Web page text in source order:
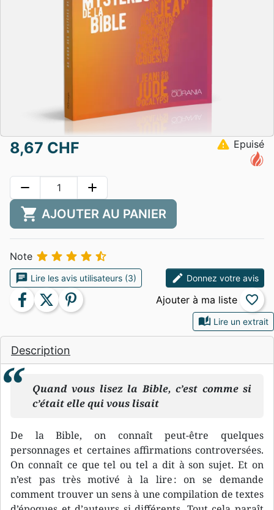
auto_stories Lire un extrait
Description
Quand vous lisez la Bible, c’est comme si
c’était elle qui vous lisait
De la Bible, on connaît peut-être quelques
personnages et certaines affirmations controversées.
On connaît ce que tel ou tel a dit à son sujet. Et on
n’est pas très motivé à la lire : on se demande
comment trouver un sens à une compilation de textes
8,67 CHF warning Epuisé
remove add
shopping_cart AJOUTER AU PANIER
Note     
chat Lire les avis utilisateurs (3) edit Donnez votre avis
facebook twitter pinterest favorite_border